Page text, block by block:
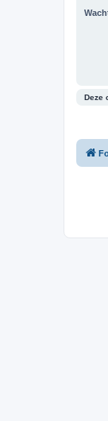
Deze